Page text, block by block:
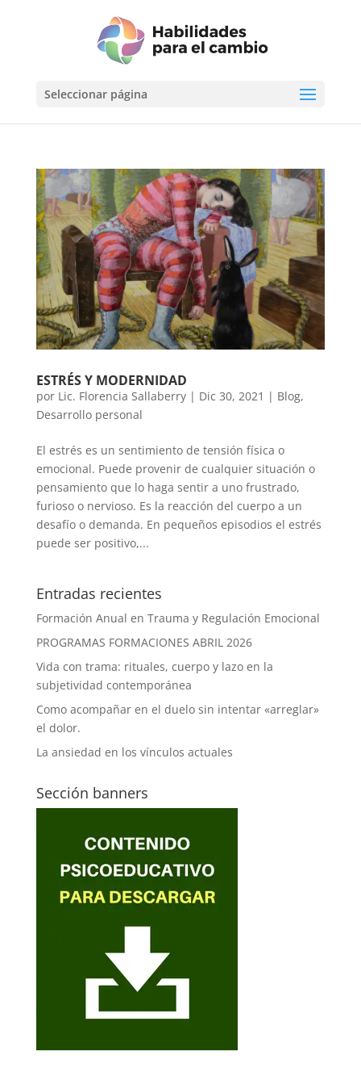
Seleccionar página
ESTRÉS Y MODERNIDAD
por Lic. Florencia Sallaberry| Dic 30, 2021 | Blog,
Desarrollo personal
El estrés es un sentimiento de tensión física o
emocional. Puede provenir de cualquier situación o
pensamiento que lo haga sentir a uno frustrado,
furioso o nervioso. Es la reacción del cuerpo a un
desafío o demanda. En pequeños episodios el estrés
puede ser positivo,...
Entradas recientes
Formación Anual en Trauma y Regulación Emocional
PROGRAMAS FORMACIONES ABRIL 2026
Vida con trama: rituales, cuerpo y lazo en la
subjetividad contemporánea
Como acompañar en el duelo sin intentar «arreglar»
el dolor.
La ansiedad en los vínculos actuales
Sección banners